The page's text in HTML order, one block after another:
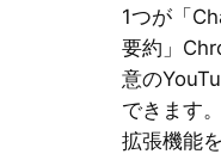
1つが「
要約」
意の
できます。
拡張機能